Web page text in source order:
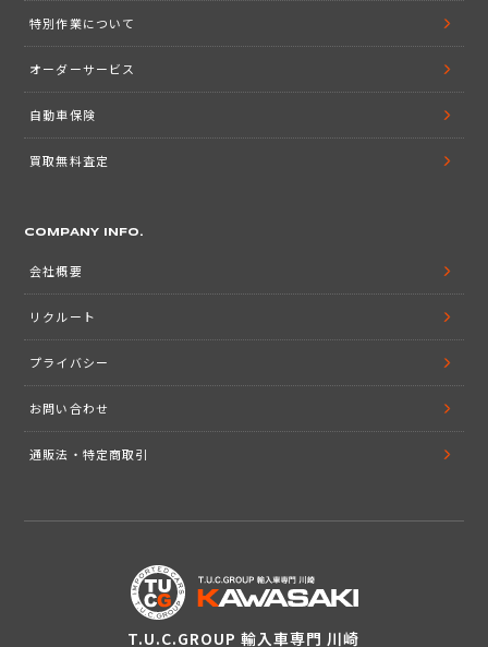
特別作業について
オーダーサービス
自動車保険
買取無料査定
COMPANY INFO.
会社概要
リクルート
プライバシー
お問い合わせ
通販法・特定商取引
T.U.C.GROUP 輸入車専門 川崎